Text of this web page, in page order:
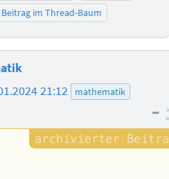
Beitrag im Thread-Baum
21:12 mathematik
–